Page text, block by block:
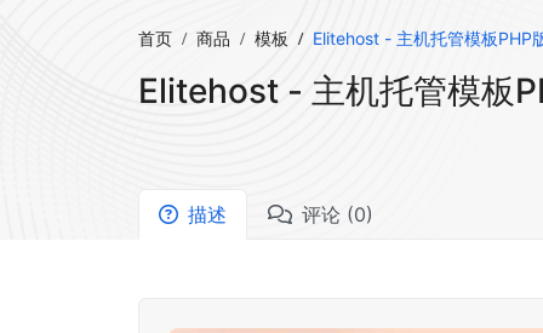
首页 商品 模板 Elitehost - 主机托管模板PHP
Elitehost - 主机托管模板
描述 评论 (0)